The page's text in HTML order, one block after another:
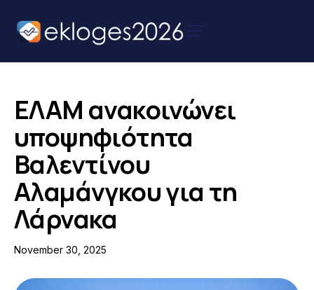
Αρχική
Παρουσιάσεις
Υποψηφίων
Podcast Υποψηφίων
Επικοινωνία
ΕΛΑΜ ανακοινώνει
υποψηφιότητα
Βαλεντίνου
Αλαμάνγκου για τη
Λάρνακα
November 30, 2025